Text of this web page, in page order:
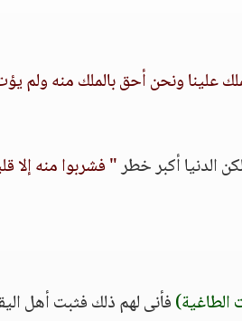
علينا ونحن أحق بالملك منه ولم
لكن الدنيا أكبر خطر" فشربوا منه إلا
الطاغية)فأنى لهم ذلك فثبت أهل